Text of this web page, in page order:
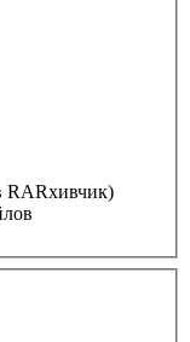
RARхивчик)